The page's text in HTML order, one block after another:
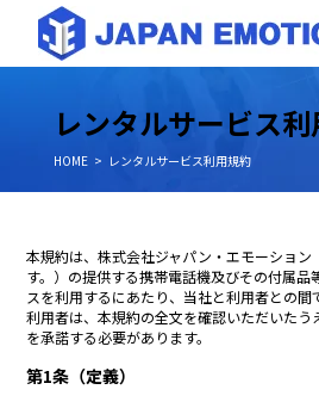
レンタルサービス
HOME レンタルサービス利用規約
本規約は、株式会社ジャパン・エモーション
す。）の提供する携帯電話機及びその付属
スを利用するにあたり、当社と利用者との間
利用者は、本規約の全文を確認いただいた
を承諾する必要があります。
第1条（定義）